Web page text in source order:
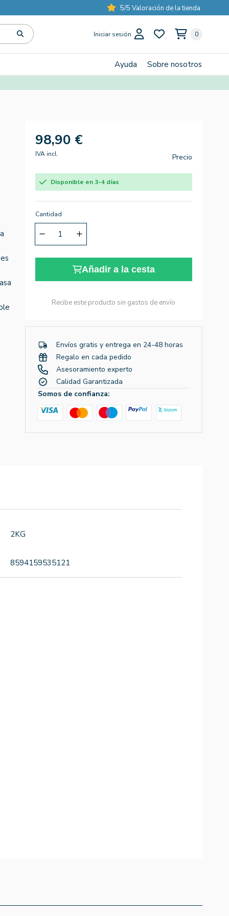
5/5 Valoración de la tienda
Iniciar sesión 0
Ayuda Sobre nosotros
98,90 €
IVA incl. Precio
Disponible en 3-4 días
Cantidad
Añadir a la cesta
Recibe este producto sin gastos de envío
Envíos gratis y entrega en 24-48 horas
Regalo en cada pedido
Asesoramiento experto
Calidad Garantizada
Somos de confianza:
2KG
8594159535121